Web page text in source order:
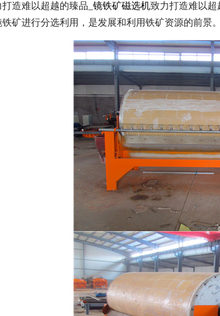
造难以超越的臻品_ 镜铁矿磁选机致力打造难以超
矿进行分选利用，是发展和利用铁矿资源的前景。